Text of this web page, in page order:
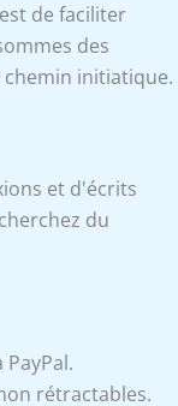
de faciliter
des
chemin initiatique.
et d'écrits
du
rétractables.